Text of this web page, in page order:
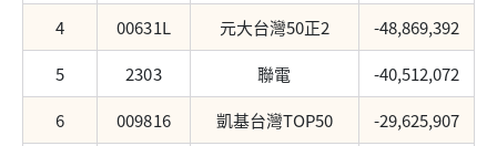
4
00631L 元大台灣50正2
-48,869,392
5
2303 聯電
-40,512,072
6
009816 凱基台灣TOP50
-29,625,907